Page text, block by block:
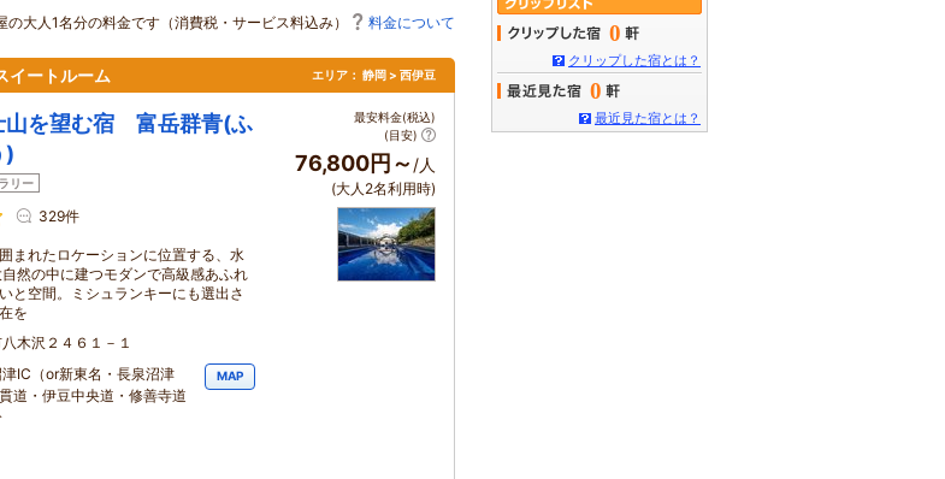
の大人1名分の料金です（消費税・サービス料込み） 料金について
イートルーム エリア： 静岡 > 西伊豆
を望む宿 富岳群青(ふ
)
リー
329件
まれたロケーションに位置する、水
然の中に建つモダンで高級感あふれ
と空間。ミシュランキーにも選出さ
を
木沢２４６１－１
IC（or新東名・長泉沼津
道・伊豆中央道・修善寺道
MAP
最安料金(税込)
(目安)
76,800円～ /人
(大人2名利用時)
0
クリップした宿とは？
0
最近見た宿とは？